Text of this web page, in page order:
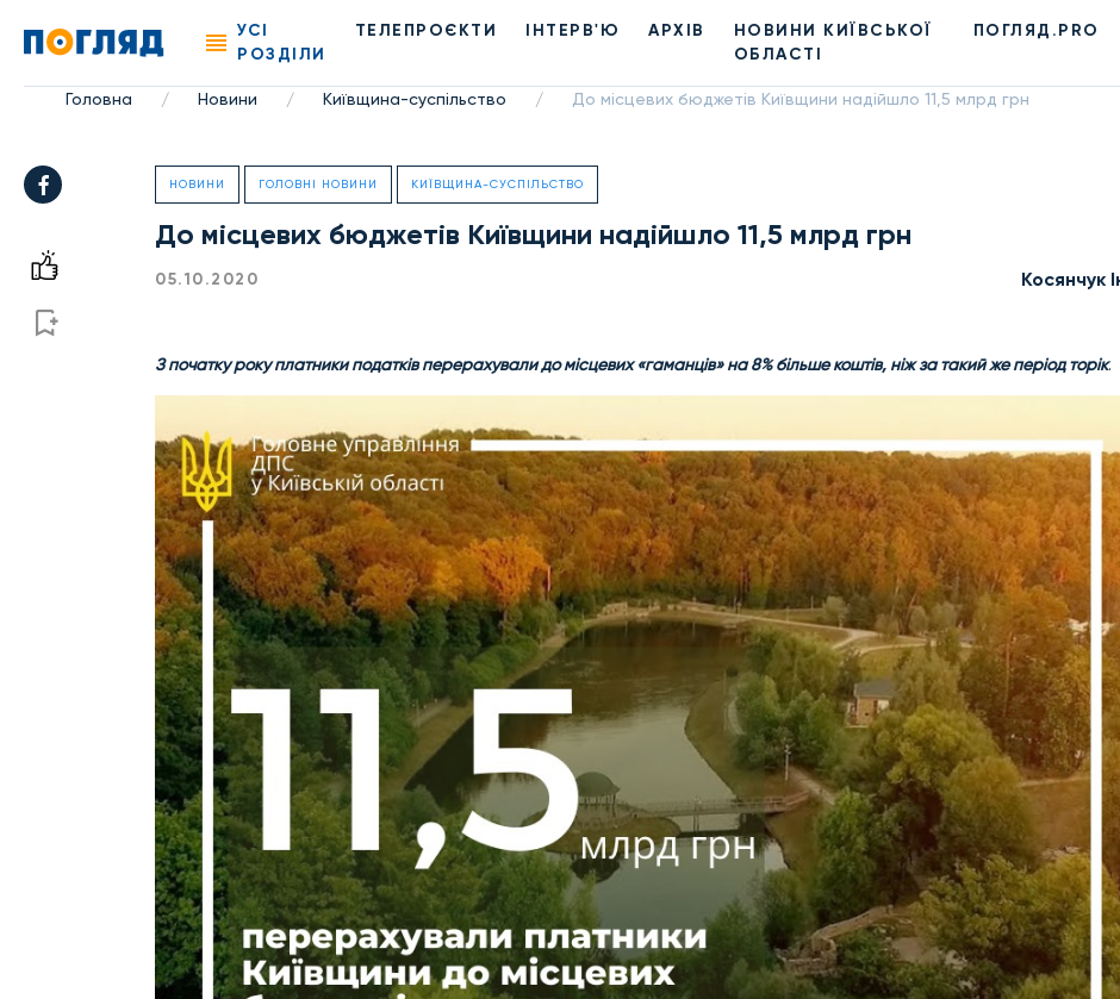
УСІ
РОЗДІЛИ
ТЕЛЕПРОЄКТИ ІНТЕРВ'Ю АРХІВ
НОВИНИ КИЇВСЬКОЇ
ОБЛАСТІ
ПОГЛЯД.PRO
Головна / Новини / Київщина-суспільство / До місцевих бюджетів Київщини надійшло 11,5 млрд грн
НОВИНИ ГОЛОВНІ НОВИНИ КИЇВЩИНА-СУСПІЛЬСТВО
До місцевих бюджетів Київщини надійшло 11,5 млрд грн
05.10.2020 Косянчук
З початку року платники податків перерахували до місцевих «гаманців» на 8% більше коштів, ніж за такий же період торік.